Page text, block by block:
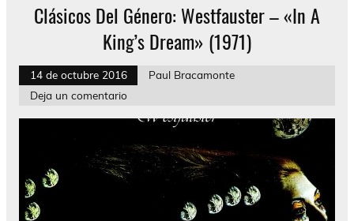
Clásicos Del Género: Westfauster – «In A
King’s Dream» (1971)
14 de octubre 2016
Paul Bracamonte
Deja un comentario